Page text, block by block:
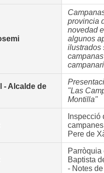
provincia
novedad
algunos
ilustrados
- Alcalde de
"Las
Montilla"
Inspecció
Pere de
Parròquia
Baptista
- Notes